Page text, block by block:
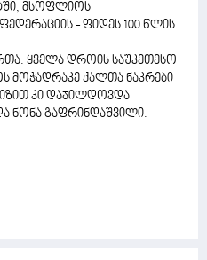
მსოფლიოს
- ფიდეს 100 წლის
ყველა დროის საუკეთესო
მოჭადრაკე ქალთა ნაკრები
კი დაჯილდოვდა
ნონა გაფრინდაშვილი.